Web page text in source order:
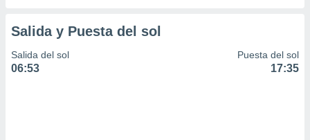
Salida y Puesta del sol
Salida del sol
06:53
Puesta del sol
17:35